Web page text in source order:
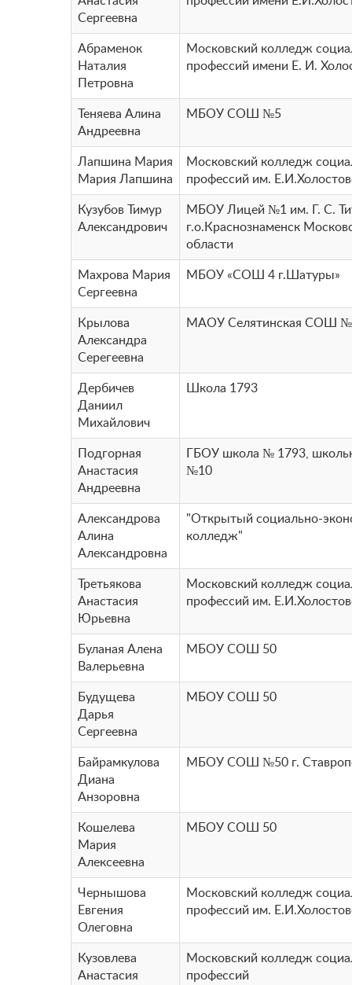
Сергеевна
Абраменок
Наталия
Петровна
Московский колледж
профессий имени Е. И.
Теняева Алина
Андреевна
МБОУ СОШ №5
Лапшина Мария
Мария Лапшина
Московский колледж
профессий им.
Кузубов Тимур
Александрович
МБОУ Лицей №1 им. Г. С.
г.о.Краснознаменск
области
Махрова Мария
Сергеевна
МБОУ «СОШ 4 г.Шатуры»
Крылова
Александра
Серегеевна
МАОУ Селятинская СОШ
Дербичев
Даниил
Михайлович
Школа 1793
Подгорная
Анастасия
Андреевна
ГБОУ школа № 1793,
№10
Александрова
Алина
Александровна
"Открытый социально-
колледж"
Третьякова
Анастасия
Юрьевна
Московский колледж
профессий им.
Буланая Алена
Валерьевна
МБОУ СОШ 50
Будущева
Дарья
Сергеевна
МБОУ СОШ 50
Байрамкулова
Диана
Анзоровна
МБОУ СОШ №50 г.
Кошелева
Мария
Алексеевна
МБОУ СОШ 50
Чернышова
Евгения
Олеговна
Московский колледж
профессий им.
Кузовлева
Анастасия
Московский колледж
профессий